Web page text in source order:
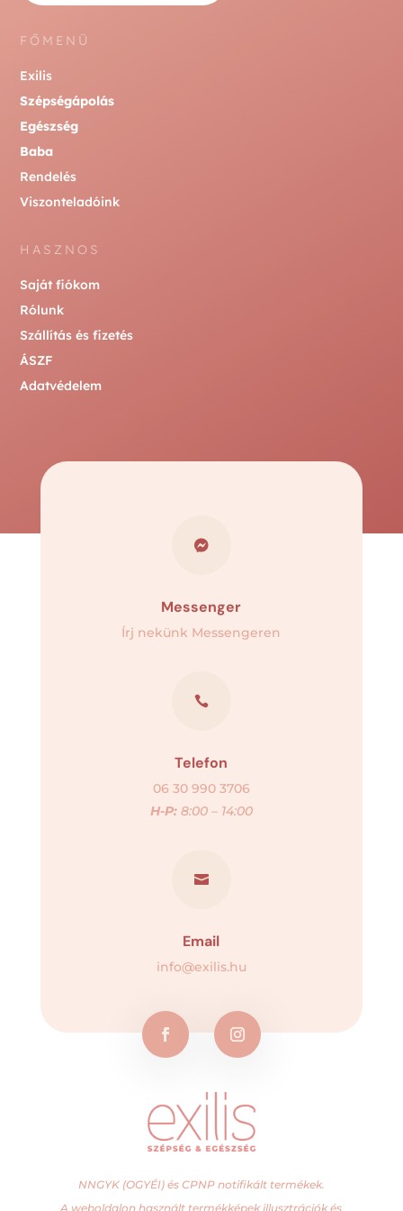
FŐMENÜ
Exilis
Szépségápolás
Egészség
Baba
Rendelés
Viszonteladóink
HASZNOS
Saját fiókom
Rólunk
Szállítás és fizetés
ÁSZF
Adatvédelem

Messenger
Írj nekünk Messengeren

Telefon
06 30 990 3706
H-P:8:00 – 14:00

Email
info@exilis.hu
NNGYK (OGYÉI) és CPNP notifikált termékek.
A weboldalon használt termékképek illusztrációk és